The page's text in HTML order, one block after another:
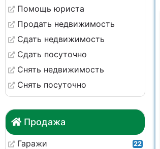
Помощь юриста
Продать недвижимость
Сдать недвижимость
Сдать посуточно
Снять недвижимость
Снять посуточно
Продажа
Гаражи 22